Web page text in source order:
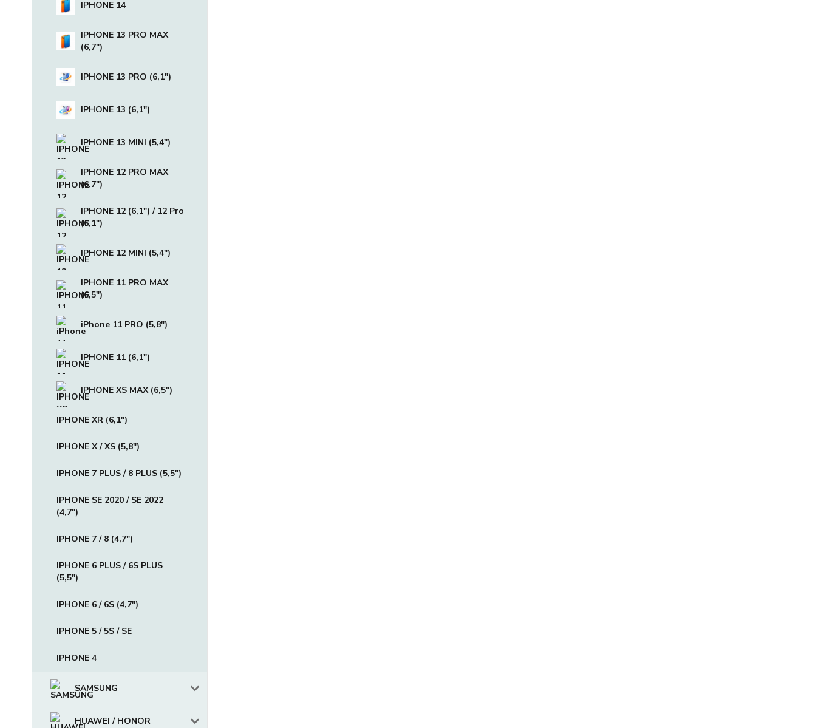
IPHONE 14
IPHONE 13 PRO MAX
(6,7")
IPHONE 13 PRO (6,1")
IPHONE 13 (6,1")
IPHONE 13 MINI (5,4")
IPHONE 12 PRO MAX
(6,7")
IPHONE 12 (6,1") / 12 Pro
(6,1")
IPHONE 12 MINI (5,4")
IPHONE 11 PRO MAX
(6,5")
iPhone 11 PRO (5,8")
IPHONE 11 (6,1")
IPHONE XS MAX (6,5")
IPHONE XR (6,1")
IPHONE X / XS (5,8")
IPHONE 7 PLUS / 8 PLUS (5,5")
IPHONE SE 2020 / SE 2022
(4,7")
IPHONE 7 / 8 (4,7")
IPHONE 6 PLUS / 6S PLUS
(5,5")
IPHONE 6 / 6S (4,7")
IPHONE 5 / 5S / SE
IPHONE 4
SAMSUNG
HUAWEI / HONOR